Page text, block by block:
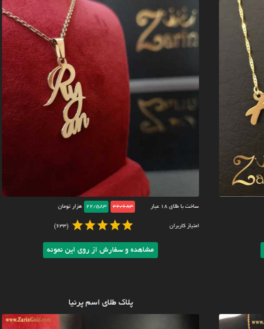
ساخت با طلای ۱۸ عیار 22/683
22/583 هزار تومان
امتیاز کاربران (633)
مشاهده و سفارش از روی این نمونه
پلاک طلای اسم پرنیا